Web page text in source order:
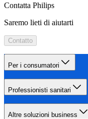
Contatta Philips
Saremo lieti di aiutarti
Contatto
Per i consumatori
Professionisti sanitari
Altre soluzioni business